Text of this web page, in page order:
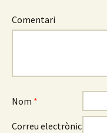
Comentari
Nom *
Correu electrònic